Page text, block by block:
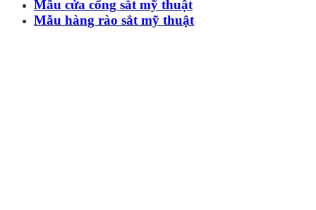
Mẫu cửa cổng sắt mỹ thuật
Mẫu hàng rào sắt mỹ thuật